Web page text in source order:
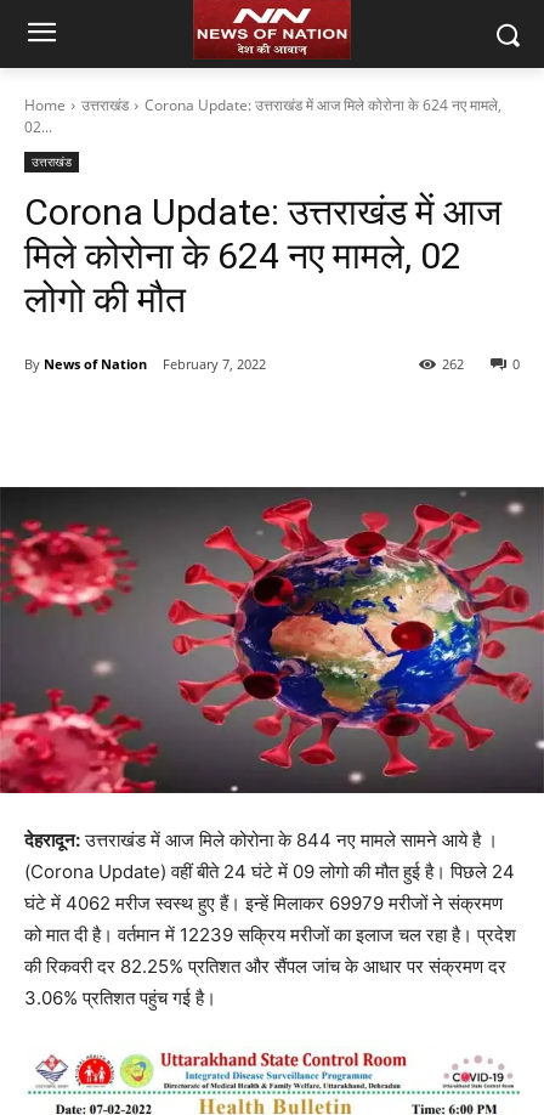
Home उत्तराखंड
Corona Update: उत्तराखंड में आज मिले कोरोना के 624 नए मामले,
02...
उत्तराखंड
Corona Update: उत्तराखंड में आज
मिले कोरोना के 624 नए मामले, 02
लोगो की मौत
By News of Nation February 7, 2022 0
262
देहरादून:उत्तराखंड में आज मिले कोरोना के 844 नए मामले सामने आये है ।
(Corona Update) वहीं बीते 24 घंटे में 09 लोगो की मौत हुई है। पिछले 24
घंटे में 4062 मरीज स्वस्थ हुए हैं। इन्हें मिलाकर 69979 मरीजों ने संक्रमण
को मात दी है। वर्तमान में 12239 सक्रिय मरीजों का इलाज चल रहा है। प्रदेश
की रिकवरी दर 82.25% प्रतिशत और सैंपल जांच के आधार पर संक्रमण दर
3.06% प्रतिशत पहुंच गई है।